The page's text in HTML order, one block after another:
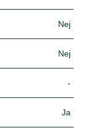
Nej
Nej
-
Ja